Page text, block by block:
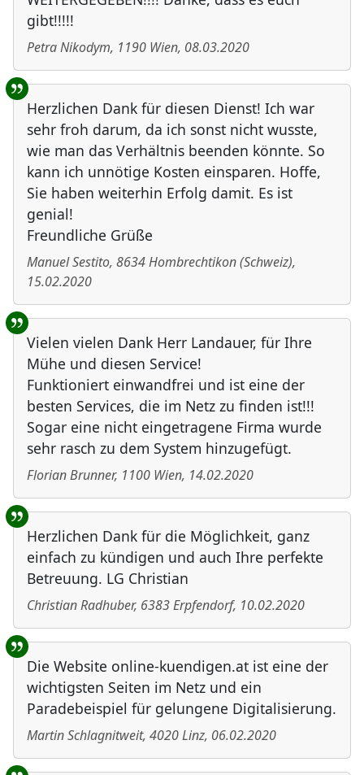
gibt!!!!!
Petra Nikodym, 1190 Wien, 08.03.2020
Herzlichen Dank für diesen Dienst! Ich war
sehr froh darum, da ich sonst nicht wusste,
wie man das Verhältnis beenden könnte. So
kann ich unnötige Kosten einsparen. Hoffe,
Sie haben weiterhin Erfolg damit. Es ist
genial!
Freundliche Grüße
Manuel Sestito, 8634Hombrechtikon(Schweiz),
15.02.2020
Vielen vielen Dank Herr Landauer, für Ihre
Mühe und diesen Service!
Funktioniert einwandfrei und ist eine der
besten Services, die im Netz zu finden ist!!!
Sogar eine nicht eingetragene Firma wurde
sehr rasch zu dem System hinzugefügt.
Florian Brunner, 1100 Wien, 14.02.2020
Herzlichen Dank für die Möglichkeit, ganz
einfach zu kündigen und auch Ihre perfekte
Betreuung. LG Christian
Christian Radhuber, 6383Erpfendorf, 10.02.2020
Die Website online-kuendigen.at ist eine der
wichtigsten Seiten im Netz und ein
Paradebeispiel für gelungene Digitalisierung.
Martin Schlagnitweit, 4020Linz, 06.02.2020